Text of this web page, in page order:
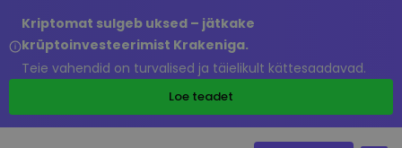
Kriptomat sulgeb uksed – jätkake
krüptoinvesteerimist Krakeniga.
Teie vahendid on turvalised ja täielikult kättesaadavad.
Loe teadet